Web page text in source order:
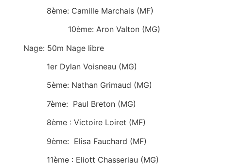
8ème: Camille Marchais (MF)
10ème: Aron Valton (MG)
Nage: 50m Nage libre
1er Dylan Voisneau (MG)
5ème: Nathan Grimaud (MG)
7ème: Paul Breton (MG)
8ème : Victoire Loiret (MF)
9ème: Elisa Fauchard (MF)
11ème : Eliott Chasseriau (MG)